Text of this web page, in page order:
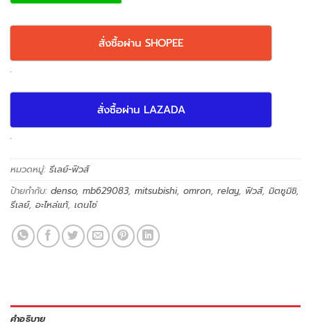
สั่งซื้อผ่าน SHOPEE
.
สั่งซื้อผ่าน LAZADA
.
หมวดหมู่: รีเลย์-ฟิวส์
ป้ายกำกับ: denso, mb629083, mitsubishi, omron, relay, ฟิวส์, มิตซูมิชิ,
รีเลย์, อะไหล่แท้, เดนโซ่
คำอธิบาย